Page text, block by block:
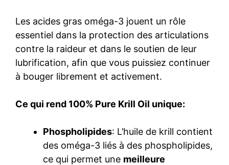
Les acides gras oméga-3 jouent un rôle
essentiel dans la protection des articulations
contre la raideur et dans le soutien de leur
lubrification, afin que vous puissiez continuer
à bouger librement et activement.
Ce qui rend 100% Pure Krill Oil unique:
Phospholipides: L’huile de krill contient
des oméga-3 liés à des phospholipides,
ce qui permet une meilleure